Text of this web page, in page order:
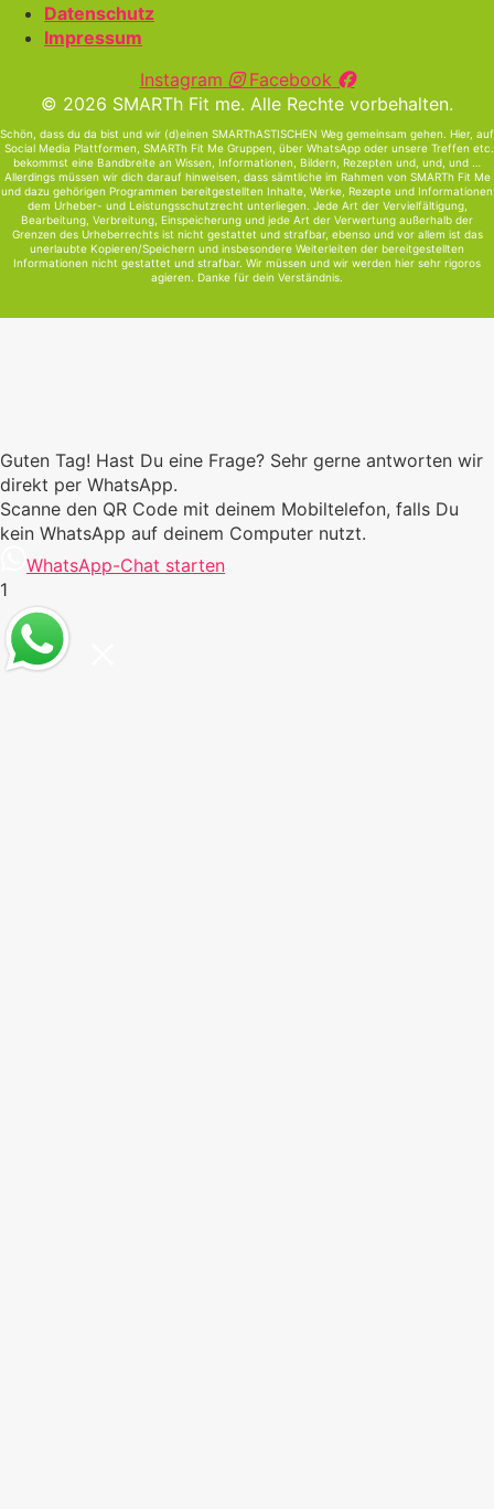
Datenschutz
Impressum
Instagram
Facebook
© 2026 SMARTh Fit me. Alle Rechte vorbehalten.
Schön, dass du da bist und wir (d)einen SMARThASTISCHEN Weg gemeinsam gehen. Hier, auf
Social Media Plattformen, SMARTh Fit Me Gruppen, über WhatsApp oder unsere Treffen etc.
bekommst eine Bandbreite an Wissen, Informationen, Bildern, Rezepten und, und, und …
Allerdings müssen wir dich darauf hinweisen, dass sämtliche im Rahmen von SMARTh Fit Me
und dazu gehörigen Programmen bereitgestellten Inhalte, Werke, Rezepte und Informationen
dem Urheber- und Leistungsschutzrecht unterliegen. Jede Art der Vervielfältigung,
Bearbeitung, Verbreitung, Einspeicherung und jede Art der Verwertung außerhalb der
Grenzen des Urheberrechts ist nicht gestattet und strafbar, ebenso und vor allem ist das
unerlaubte Kopieren/Speichern und insbesondere Weiterleiten der bereitgestellten
Informationen nicht gestattet und strafbar. Wir müssen und wir werden hier sehr rigoros
agieren. Danke für dein Verständnis.
Guten Tag! Hast Du eine Frage? Sehr gerne antworten wir
direkt per WhatsApp.
Scanne den QR Code mit deinem Mobiltelefon, falls Du
kein WhatsApp auf deinem Computer nutzt.
WhatsApp-Chat starten
1